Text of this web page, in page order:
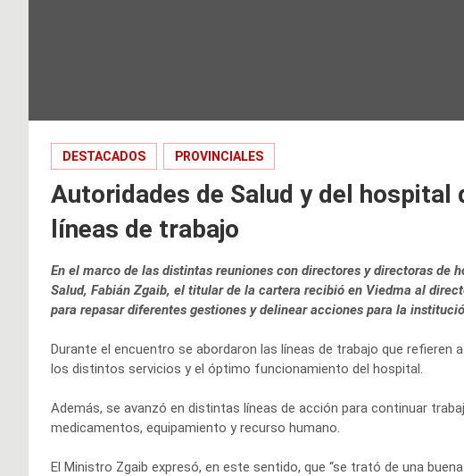
DESTACADOS PROVINCIALES
Autoridades de Salud y del hospital
líneas de trabajo
En el marco de las distintas reuniones con directores y directoras de
Salud, Fabián Zgaib, el titular de la cartera recibió en Viedma al
para repasar diferentes gestiones y delinear acciones para la
Durante el encuentro se abordaron las líneas de trabajo que refieren
los distintos servicios y el óptimo funcionamiento del hospital.
Además, se avanzó en distintas líneas de acción para continuar
medicamentos, equipamiento y recurso humano.
El Ministro Zgaib expresó, en este sentido, que “se trató de una